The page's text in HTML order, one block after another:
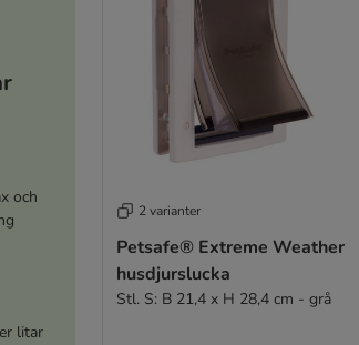
och
litar
2 varianter
Petsafe® Extreme Weather
husdjurslucka
Stl. S: B 21,4 x H 28,4 cm - grå